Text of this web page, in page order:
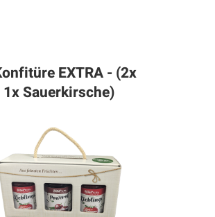
EXTRA - (2x
Sauerkirsche)